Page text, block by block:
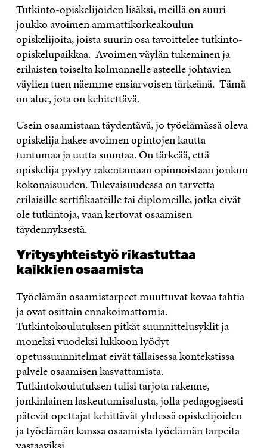
Tutkinto-opiskelijoiden lisäksi, meillä on suuri
joukko avoimen ammattikorkeakoulun
opiskelijoita, joista suurin osa tavoittelee tutkinto-
opiskelupaikkaa. Avoimen väylän tukeminen ja
erilaisten toiselta kolmannelle asteelle johtavien
väylien tuen näemme ensiarvoisen tärkeänä. Tämä
on alue, jota on kehitettävä.
Usein osaamistaan täydentävä, jo työelämässä oleva
opiskelija hakee avoimen opintojen kautta
tuntumaa ja uutta suuntaa. On tärkeää, että
opiskelija pystyy rakentamaan opinnoistaan jonkun
kokonaisuuden. Tulevaisuudessa on tarvetta
erilaisille sertifikaateille tai diplomeille, jotka eivät
ole tutkintoja, vaan kertovat osaamisen
täydennyksestä.
Yritysyhteistyö rikastuttaa
kaikkien osaamista
Työelämän osaamistarpeet muuttuvat kovaa tahtia
ja ovat osittain ennakoimattomia.
Tutkintokoulutuksen pitkät suunnittelusyklit ja
moneksi vuodeksi lukkoon lyödyt
opetussuunnitelmat eivät tällaisessa kontekstissa
palvele osaamisen kasvattamista.
Tutkintokoulutuksen tulisi tarjota rakenne,
jonkinlainen laskeutumisalusta, jolla pedagogisesti
pätevät opettajat kehittävät yhdessä opiskelijoiden
ja työelämän kanssa osaamista työelämän tarpeita